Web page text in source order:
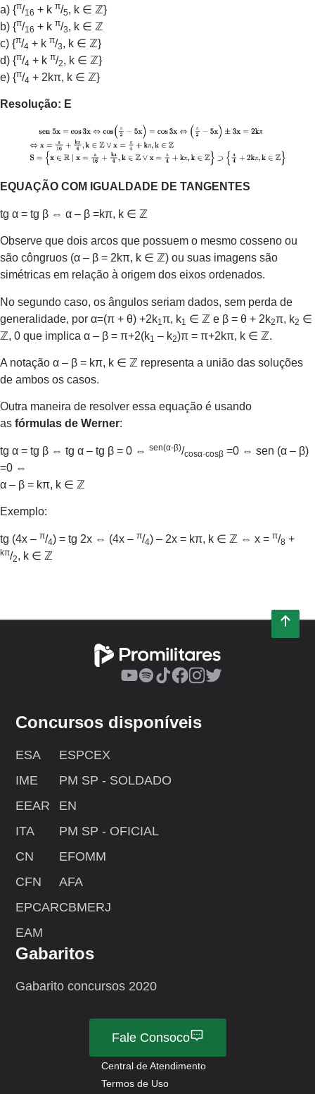
a) {π/16 + k π/5, k ∈ ℤ}
b) {π/16 + k π/3, k ∈ ℤ
c) {π/4 + k π/3, k ∈ ℤ}
d) {π/4 + k π/2, k ∈ ℤ}
e) {π/4 + 2kπ, k ∈ ℤ}
Resolução: E
EQUAÇÃO COM IGUALDADE DE TANGENTES
tg α = tg β ⇔ α – β =kπ, k ∈ ℤ
Observe que dois arcos que possuem o mesmo cosseno ou
são côngruos (α – β = 2kπ, k ∈ ℤ) ou suas imagens são
simétricas em relação à origem dos eixos ordenados.
No segundo caso, os ângulos seriam dados, sem perda de
generalidade, por α=(π + θ) +2k1 π, k1 ∈ ℤ e β = θ + 2k2π, k2 ∈
ℤ, 0 que implica α – β = π+2(k1 – k2)π = π+2kπ, k ∈ ℤ.
A notação α – β = kπ, k ∈ ℤ representa a união das soluções
de ambos os casos.
Outra maneira de resolver essa equação é usando
as fórmulas de Werner:
tg α = tg β ⇔ tg α – tg β = 0 ⇔ sen(α-β)/cosα·cosβ =0 ⇔ sen (α – β)
=0 ⇔
α – β = kπ, k ∈ ℤ
Exemplo:
tg (4x – π/4) = tg 2x ⇔ (4x – π/4) – 2x = kπ, k ∈ ℤ ⇔ x = π/8 +
kπ/2, k ∈ ℤ
Concursos disponíveis
ESA
IME
EEAR
ITA
CN
CFN
EPCAR
EAM
ESPCEX
PM SP - SOLDADO
EN
PM SP - OFICIAL
EFOMM
AFA
CBMERJ
Gabaritos
Gabarito concursos 2020
Central de Atendimento
Termos de Uso
Fale Consoco